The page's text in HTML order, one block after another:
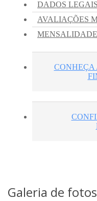
Galeria de fotos